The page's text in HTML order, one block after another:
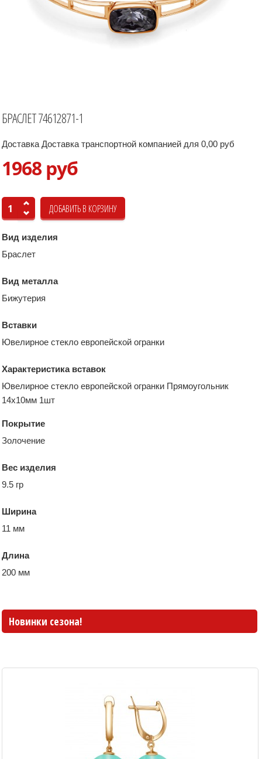
БРАСЛЕТ 74612871-1
Доставка Доставка транспортной компанией для 0,00 руб
1968 руб
Вид изделия
Браслет
Вид металла
Бижутерия
Вставки
Ювелирное стекло европейской огранки
Характеристика вставок
Ювелирное стекло европейской огранки Прямоугольник
14х10мм 1шт
Покрытие
Золочение
Вес изделия
9.5 гр
Ширина
11 мм
Длина
200 мм
Новинки сезона!